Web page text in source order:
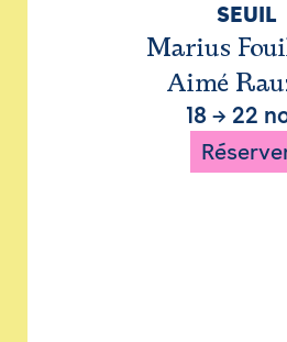
SEUIL
Marius
Aimé
18 → 22